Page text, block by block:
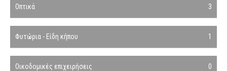
Οπτικά 3
Φυτώρια - Είδη κήπου 1
Οικοδομικές επιχειρήσεις 0